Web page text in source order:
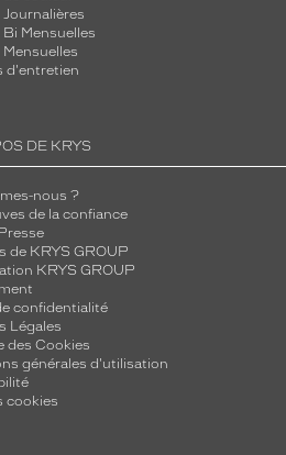
Journalières
Bi Mensuelles
Mensuelles
d'entretien
DE KRYS
nous ?
de la confiance
de KRYS GROUP
KRYS GROUP
confidentialité
Légales
des Cookies
générales d'utilisation
cookies